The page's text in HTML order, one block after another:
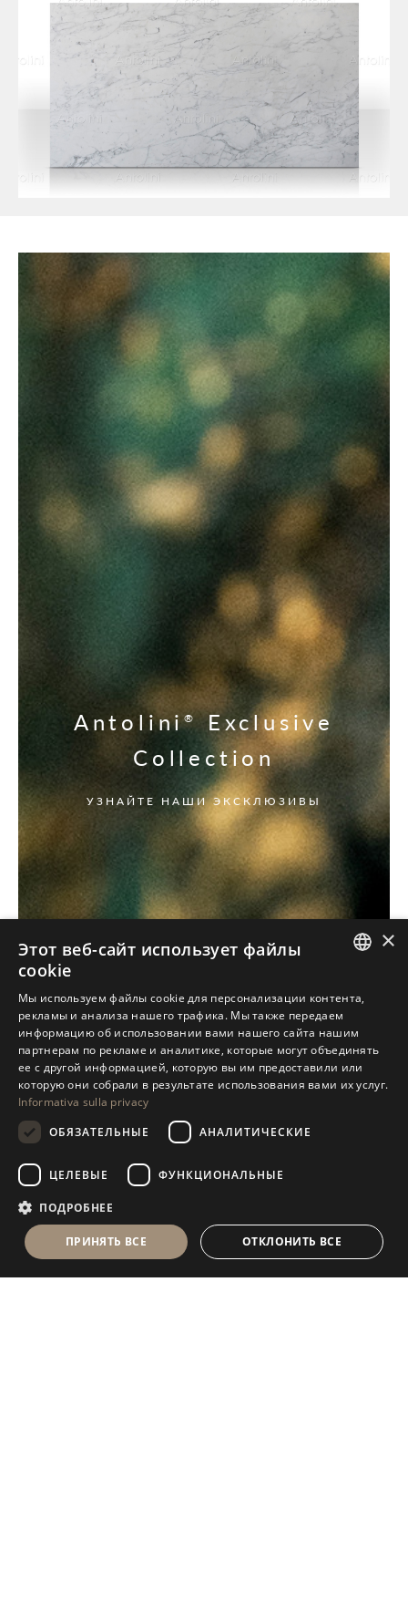
Antolini® Exclusive
Collection
УЗНАЙТЕ НАШИ ЭКСКЛЮЗИВЫ
ENGLISH
SPANISH
GERMAN
×
Этот веб-сайт использует файлы
cookie
Мы используем файлы cookie для персонализации контента,
рекламы и анализа нашего трафика. Мы также передаем
информацию об использовании вами нашего сайта нашим
партнерам по рекламе и аналитике, которые могут объединять
ее с другой информацией, которую вы им предоставили или
которую они собрали в результате использования вами их услуг.
Informativa sulla privacy
ОБЯЗАТЕЛЬНЫЕ
АНАЛИТИЧЕСКИЕ
ЦЕЛЕВЫЕ ФУНКЦИОНАЛЬНЫЕ
ПОДРОБНЕЕ
ПРИНЯТЬ ВСЕ ОТКЛОНИТЬ ВСЕ